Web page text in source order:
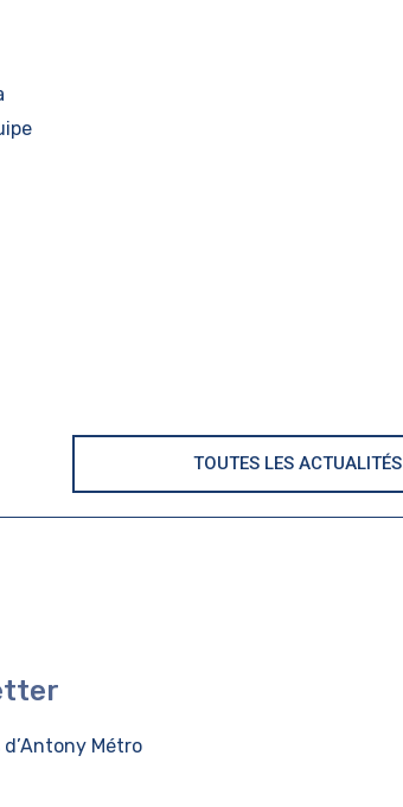
TOUTES LES ACTUALITÉS
d’Antony Métro